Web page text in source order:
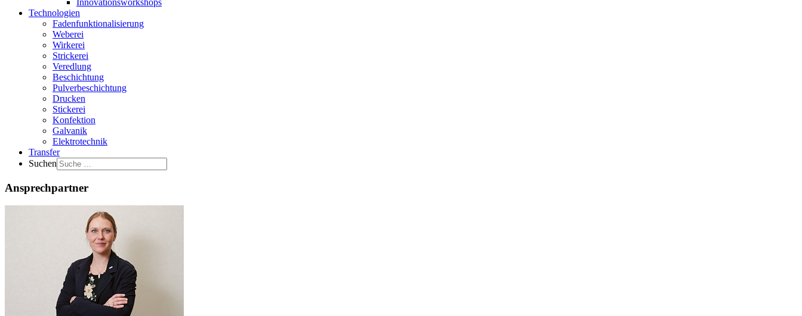
Innovationsworkshops
Technologien
Fadenfunktionalisierung
Weberei
Wirkerei
Strickerei
Veredlung
Beschichtung
Pulverbeschichtung
Drucken
Stickerei
Konfektion
Galvanik
Elektrotechnik
Transfer
Suchen
Ansprechpartner